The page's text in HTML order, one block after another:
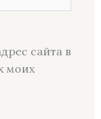
сайта в
моих